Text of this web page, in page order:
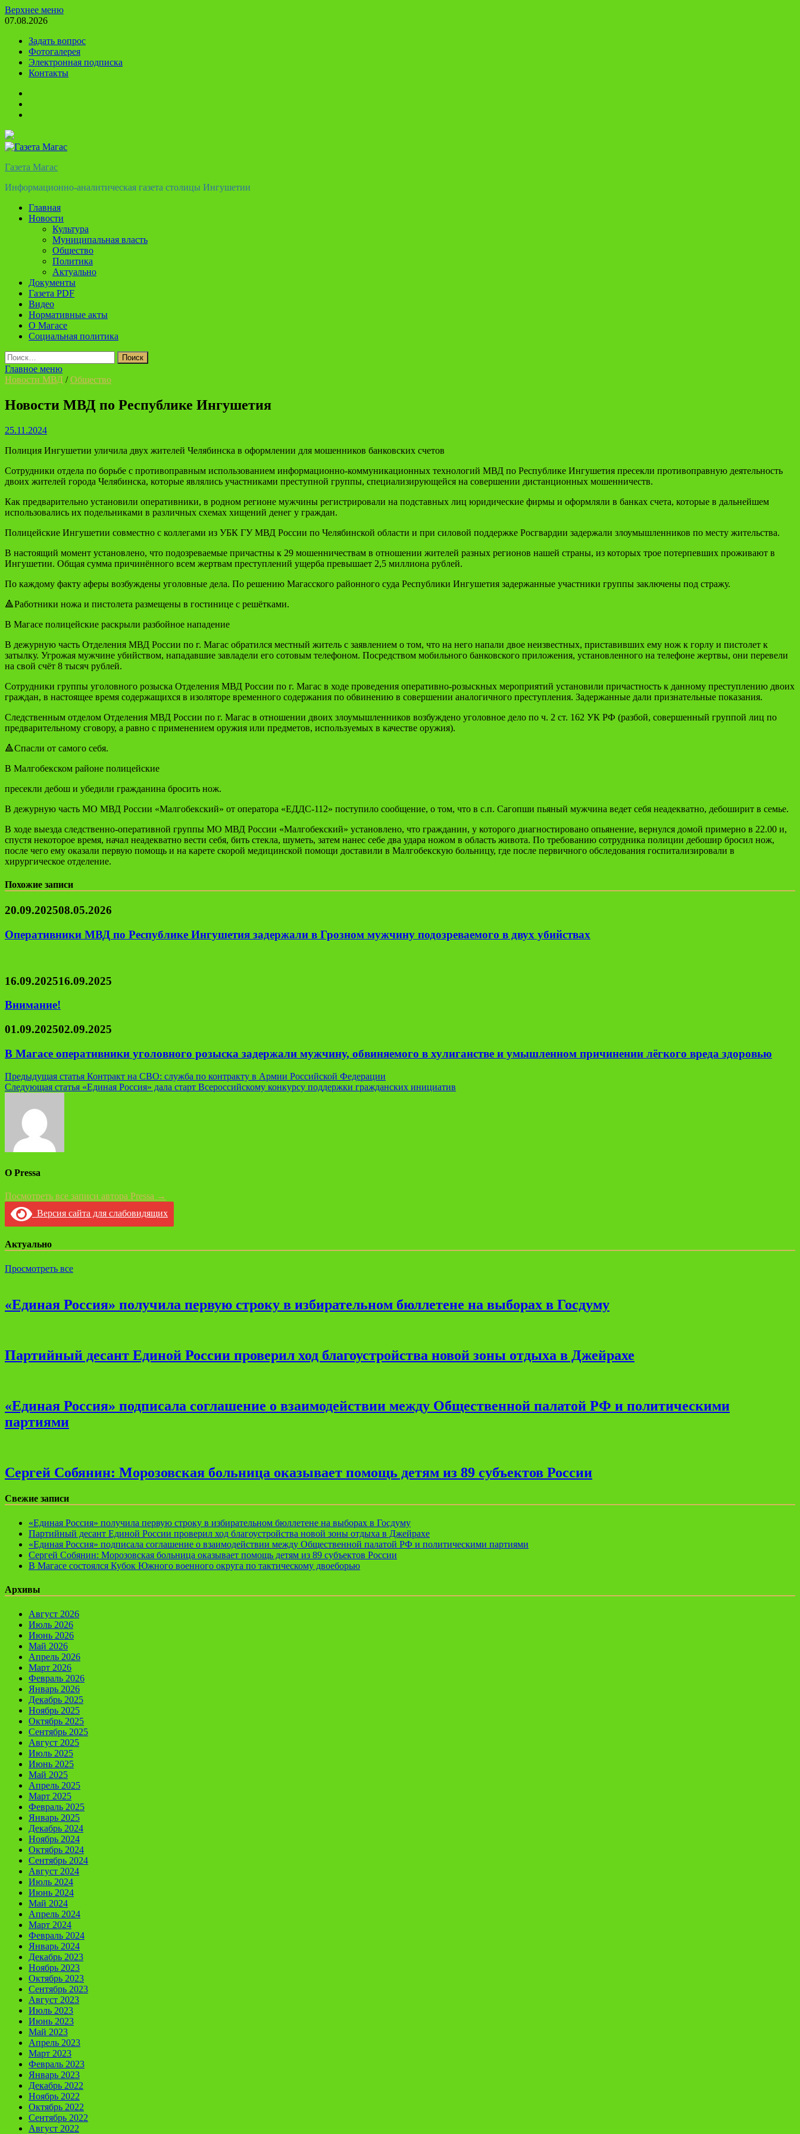
Перейти
к
Верхнее меню
07.08.2026
Задать вопрос
Фотогалерея
Электронная подписка
Контакты
Газета Магас
Информационно-аналитическая газета столицы Ингушетии
Главная
Новости
Культура
Муниципальная власть
Общество
Политика
Актуально
Документы
Газета PDF
Видео
Нормативные акты
О Магасе
Социальная политика
Найти:
Главное меню
Новости МВД /Общество
Новости МВД по Республике Ингушетия
25.11.2024
Полиция Ингушетии уличила двух жителей Челябинска в оформлении для мошенников банковских счетов
Сотрудники отдела по борьбе с противоправным использованием информационно-коммуникационных технологий МВД по Республике Ингушетия пресекли противоправную деятельность
двоих жителей города Челябинска, которые являлись участниками преступной группы, специализирующейся на совершении дистанционных мошенничеств.
Как предварительно установили оперативники, в родном регионе мужчины регистрировали на подставных лиц юридические фирмы и оформляли в банках счета, которые в дальнейшем
использовались их подельниками в различных схемах хищений денег у граждан.
Полицейские Ингушетии совместно с коллегами из УБК ГУ МВД России по Челябинской области и при силовой поддержке Росгвардии задержали злоумышленников по месту жительства.
В настоящий момент установлено, что подозреваемые причастны к 29 мошенничествам в отношении жителей разных регионов нашей страны, из которых трое потерпевших проживают в
Ингушетии. Общая сумма причинённого всем жертвам преступлений ущерба превышает 2,5 миллиона рублей.
По каждому факту аферы возбуждены уголовные дела. По решению Магасского районного суда Республики Ингушетия задержанные участники группы заключены под стражу.
🔺Работники ножа и пистолета размещены в гостинице с решётками.
В Магасе полицейские раскрыли разбойное нападение
В дежурную часть Отделения МВД России по г. Магас обратился местный житель с заявлением о том, что на него напали двое неизвестных, приставивших ему нож к горлу и пистолет к
затылку. Угрожая мужчине убийством, нападавшие завладели его сотовым телефоном. Посредством мобильного банковского приложения, установленного на телефоне жертвы, они перевели
на свой счёт 8 тысяч рублей.
Сотрудники группы уголовного розыска Отделения МВД России по г. Магас в ходе проведения оперативно-розыскных мероприятий установили причастность к данному преступлению двоих
граждан, в настоящее время содержащихся в изоляторе временного содержания по обвинению в совершении аналогичного преступления. Задержанные дали признательные показания.
Следственным отделом Отделения МВД России по г. Магас в отношении двоих злоумышленников возбуждено уголовное дело по ч. 2 ст. 162 УК РФ (разбой, совершенный группой лиц по
предварительному сговору, а равно с применением оружия или предметов, используемых в качестве оружия).
🔺Спасли от самого себя.
В Малгобекском районе полицейские
пресекли дебош и убедили гражданина бросить нож.
В дежурную часть МО МВД России «Малгобекский» от оператора «ЕДДС-112» поступило сообщение, о том, что в с.п. Сагопши пьяный мужчина ведет себя неадекватно, дебоширит в семье.
В ходе выезда следственно-оперативной группы МО МВД России «Малгобекский» установлено, что гражданин, у которого диагностировано опьянение, вернулся домой примерно в 22.00 и,
спустя некоторое время, начал неадекватно вести себя, бить стекла, шуметь, затем нанес себе два удара ножом в область живота. По требованию сотрудника полиции дебошир бросил нож,
после чего ему оказали первую помощь и на карете скорой медицинской помощи доставили в Малгобекскую больницу, где после первичного обследования госпитализировали в
хирургическое отделение.
Похожие записи
20.09.202508.05.2026
Оперативники МВД по Республике Ингушетия задержали в Грозном мужчину подозреваемого в двух убийствах
16.09.202516.09.2025
Внимание!
01.09.202502.09.2025
В Магасе оперативники уголовного розыска задержали мужчину, обвиняемого в хулиганстве и умышленном причинении лёгкого вреда здоровью
Навигация
по
записям
Предыдущая статья Контракт на СВО: служба по контракту в Армии Российской Федерации
Следующая статья «Единая Россия» дала старт Всероссийскому конкурсу поддержки гражданских инициатив
О Pressa
Посмотреть все записи автора Pressa →
Версия сайта для слабовидящих
Актуально
Просмотреть все
«Единая Россия» получила первую строку в избирательном бюллетене на выборах в Госдуму
Партийный десант Единой России проверил ход благоустройства новой зоны отдыха в Джейрахе
«Единая Россия» подписала соглашение о взаимодействии между Общественной палатой РФ и политическими
партиями
Сергей Собянин: Морозовская больница оказывает помощь детям из 89 субъектов России
Свежие записи
«Единая Россия» получила первую строку в избирательном бюллетене на выборах в Госдуму
Партийный десант Единой России проверил ход благоустройства новой зоны отдыха в Джейрахе
«Единая Россия» подписала соглашение о взаимодействии между Общественной палатой РФ и политическими партиями
Сергей Собянин: Морозовская больница оказывает помощь детям из 89 субъектов России
В Магасе состоялся Кубок Южного военного округа по тактическому двоеборью
Архивы
Август 2026
Июль 2026
Июнь 2026
Май 2026
Апрель 2026
Март 2026
Февраль 2026
Январь 2026
Декабрь 2025
Ноябрь 2025
Октябрь 2025
Сентябрь 2025
Август 2025
Июль 2025
Июнь 2025
Май 2025
Апрель 2025
Март 2025
Февраль 2025
Январь 2025
Декабрь 2024
Ноябрь 2024
Октябрь 2024
Сентябрь 2024
Август 2024
Июль 2024
Июнь 2024
Май 2024
Апрель 2024
Март 2024
Февраль 2024
Январь 2024
Декабрь 2023
Ноябрь 2023
Октябрь 2023
Сентябрь 2023
Август 2023
Июль 2023
Июнь 2023
Май 2023
Апрель 2023
Март 2023
Февраль 2023
Январь 2023
Декабрь 2022
Ноябрь 2022
Октябрь 2022
Сентябрь 2022
Август 2022